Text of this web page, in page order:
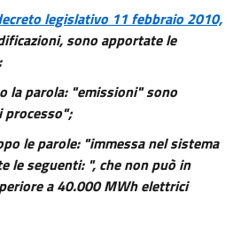
legislativo 11 febbraio 2010,
sono apportate le
la parola: "emissioni" sono
processo";
le parole: "immessa nel sistema
le seguenti: ", che non può in
a 40.000 MWh elettrici